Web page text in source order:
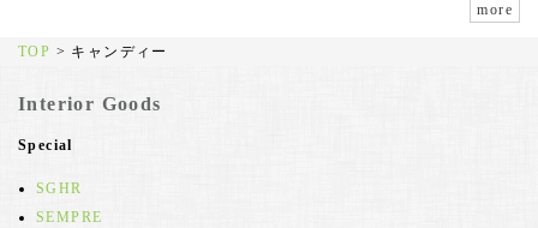
more
TOP > キャンディー
Interior Goods
Special
SGHR
SEMPRE